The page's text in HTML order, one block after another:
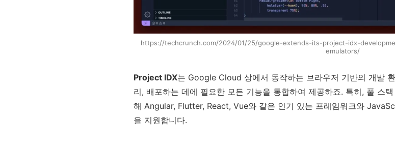
https://techcrunch.com/2024/01/25/google-extends-its-project-idx-
emulators/
Project IDX는 Google Cloud 상에서 동작하는 브라우저 기반의 개발
리, 배포하는 데에 필요한 모든 기능을 통합하여 제공하죠. 특히, 풀 스
해 Angular, Flutter, React, Vue와 같은 인기 있는 프레임워크와
을 지원합니다.